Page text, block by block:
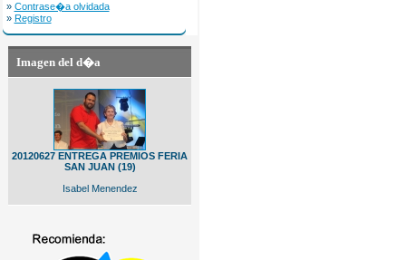
» Contrase�a olvidada
» Registro
Imagen del d�a
20120627 ENTREGA PREMIOS FERIA
SAN JUAN (19)
Isabel Menendez